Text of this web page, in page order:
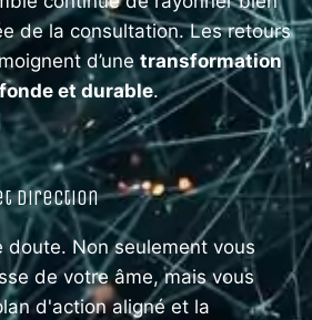
de la consultation. Les retours
d’une transformation
et durable.
Direction
doute. Non seulement vous
de votre âme, mais vous
d'action aligné et la